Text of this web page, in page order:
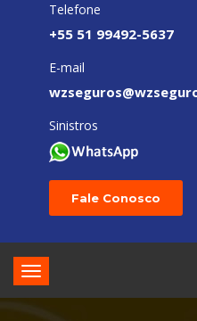
Telefone
+55 51 99492-5637
E-mail
Sinistros
Fale Conosco
Toggle
navigation